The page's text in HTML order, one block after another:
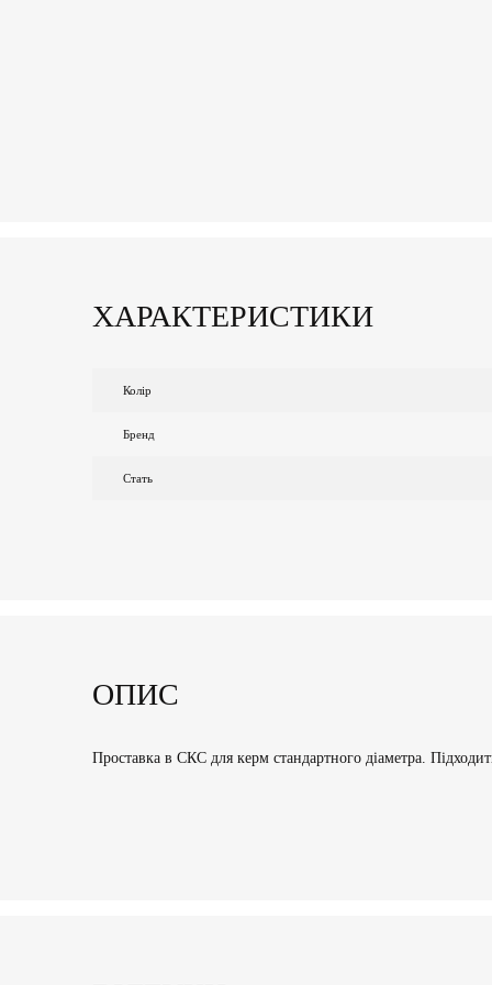
ХАРАКТЕРИСТИКИ
Колір
Бренд
Стать
ОПИС
Проставка в СКС для керм стандартного діаметра.